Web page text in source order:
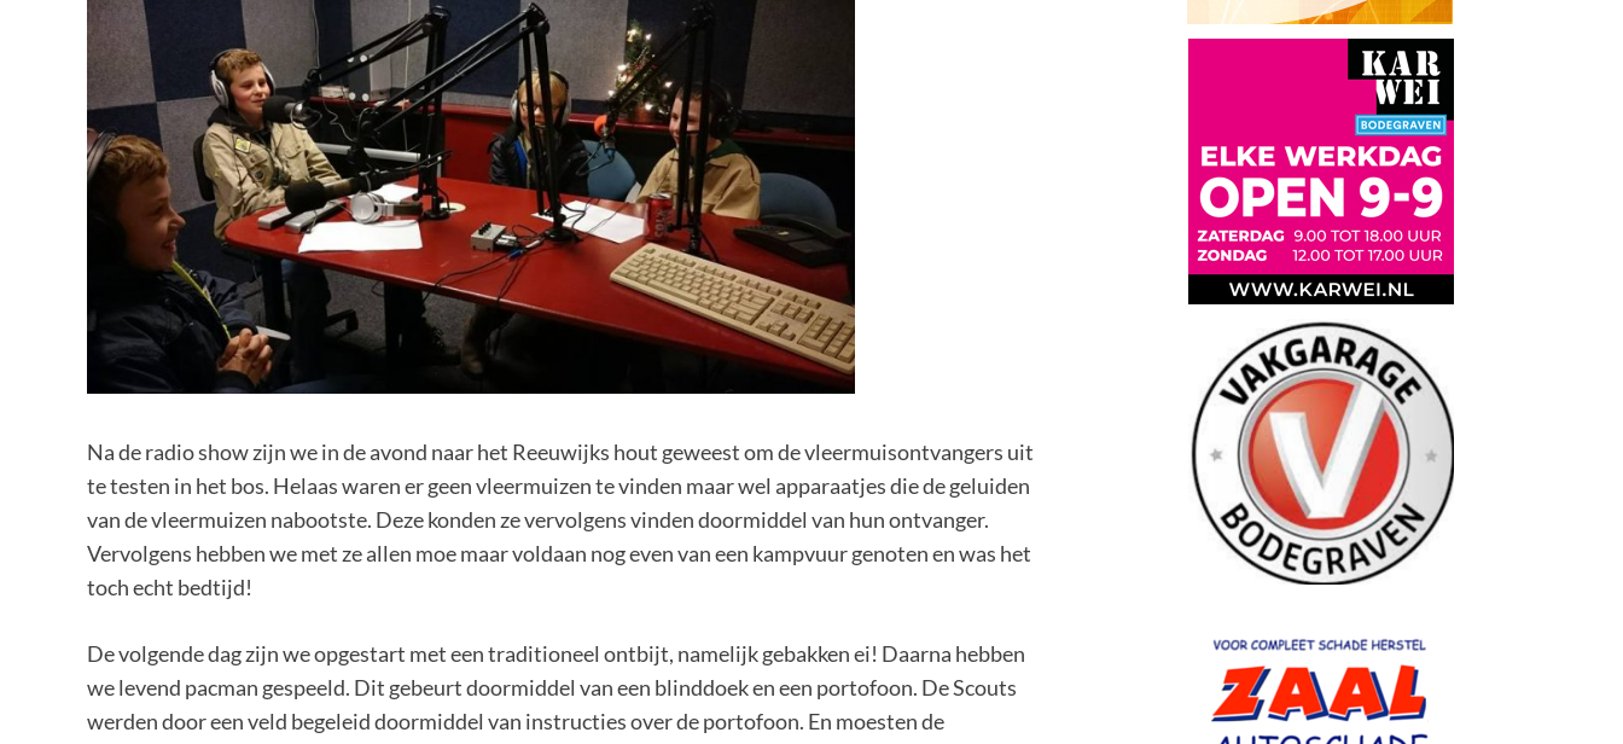
Na de radio show zijn we in de avond naar het Reeuwijks hout geweest om de vleermuisontvangers uit
te testen in het bos. Helaas waren er geen vleermuizen te vinden maar wel apparaatjes die de geluiden
van de vleermuizen nabootste. Deze konden ze vervolgens vinden doormiddel van hun ontvanger.
Vervolgens hebben we met ze allen moe maar voldaan nog even van een kampvuur genoten en was het
toch echt bedtijd!
De volgende dag zijn we opgestart met een traditioneel ontbijt, namelijk gebakken ei! Daarna hebben
we levend pacman gespeeld. Dit gebeurt doormiddel van een blinddoek en een portofoon. De Scouts
werden door een veld begeleid doormiddel van instructies over de portofoon. En moesten de